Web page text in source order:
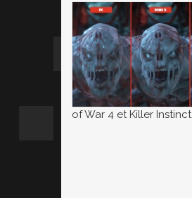
of War 4 et Killer Instinct.